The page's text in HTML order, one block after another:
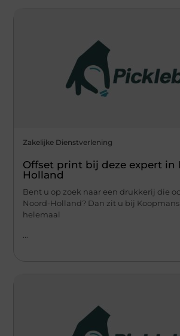
Zakelijke Dienstverlening
Offset print bij deze expert in
Holland
Bent u op zoek naar een drukkerij die
Noord-Holland? Dan zit u bij
helemaal